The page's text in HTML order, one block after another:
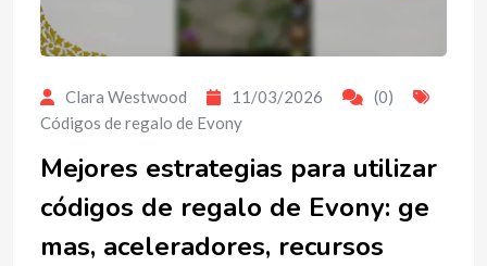
Clara Westwood 11/03/2026
(0)
Códigos de regalo de Evony
Mejores estrategias para utilizar
códigos de regalo de Evony: ge
mas, aceleradores, recursos